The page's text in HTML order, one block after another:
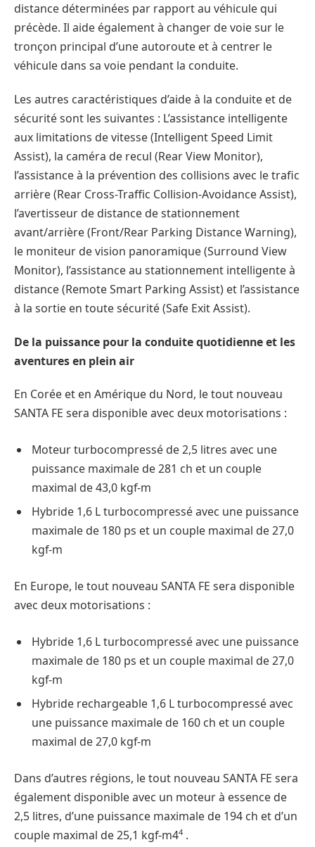
distance déterminées par rapport au véhicule qui
précède. Il aide également à changer de voie sur le
tronçon principal d’une autoroute et à centrer le
véhicule dans sa voie pendant la conduite.
Les autres caractéristiques d’aide à la conduite et de
sécurité sont les suivantes : L’assistance intelligente
aux limitations de vitesse (Intelligent Speed Limit
Assist), la caméra de recul (Rear View Monitor),
l’assistance à la prévention des collisions avec le trafic
arrière (Rear Cross-Traffic Collision-Avoidance Assist),
l’avertisseur de distance de stationnement
avant/arrière (Front/Rear Parking Distance Warning),
le moniteur de vision panoramique (Surround View
Monitor), l’assistance au stationnement intelligente à
distance (Remote Smart Parking Assist) et l’assistance
à la sortie en toute sécurité (Safe Exit Assist).
De la puissance pour la conduite quotidienne et les
aventures en plein air
En Corée et en Amérique du Nord, le tout nouveau
SANTA FE sera disponible avec deux motorisations :
Moteur turbocompressé de 2,5 litres avec une
puissance maximale de 281 ch et un couple
maximal de 43,0 kgf-m
Hybride 1,6 L turbocompressé avec une puissance
maximale de 180 ps et un couple maximal de 27,0
kgf-m
En Europe, le tout nouveau SANTA FE sera disponible
avec deux motorisations : ​
Hybride 1,6 L turbocompressé avec une puissance
maximale de 180 ps et un couple maximal de 27,0
kgf-m
Hybride rechargeable 1,6 L turbocompressé avec
une puissance maximale de 160 ch et un couple
maximal de 27,0 kgf-m
Dans d’autres régions, le tout nouveau SANTA FE sera
également disponible avec un moteur à essence de
2,5 litres, d’une puissance maximale de 194 ch et d’un
couple maximal de 25,1 kgf-m44.